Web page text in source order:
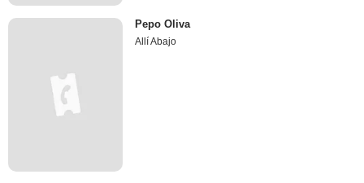
Pepo Oliva
Allí Abajo